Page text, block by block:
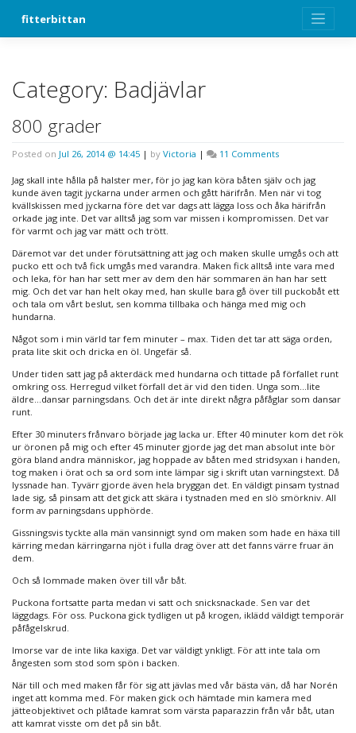
fitterbittan
Category: Badjävlar
800 grader
Posted on Jul 26, 2014 @ 14:45 | by Victoria | 11 Commentson
grader
Jag skall inte hålla på halster mer, för jo jag kan köra båten själv och jag
kunde även tagit jyckarna under armen och gått härifrån. Men när vi tog
kvällskissen med jyckarna före det var dags att lägga loss och åka härifrån
orkade jag inte. Det var alltså jag som var missen i kompromissen. Det var
för varmt och jag var mätt och trött.
Däremot var det under förutsättning att jag och maken skulle umgås och att
pucko ett och två fick umgås med varandra. Maken fick alltså inte vara med
och leka, för han har sett mer av dem den här sommaren än han har sett
mig. Och det var han helt okay med, han skulle bara gå över till puckobåt ett
och tala om vårt beslut, sen komma tillbaka och hänga med mig och
hundarna.
Något som i min värld tar fem minuter – max. Tiden det tar att säga orden,
prata lite skit och dricka en öl. Ungefär så.
Under tiden satt jag på akterdäck med hundarna och tittade på förfallet runt
omkring oss. Herregud vilket förfall det är vid den tiden. Unga som…lite
äldre…dansar parningsdans. Och det är inte direkt några påfåglar som dansar
runt.
Efter 30 minuters frånvaro började jag lacka ur. Efter 40 minuter kom det rök
ur öronen på mig och efter 45 minuter gjorde jag det man absolut inte bör
göra bland andra människor, jag hoppade av båten med stridsyxan i handen,
tog maken i örat och sa ord som inte lämpar sig i skrift utan varningstext. Då
lyssnade han. Tyvärr gjorde även hela bryggan det. En väldigt pinsam tystnad
lade sig, så pinsam att det gick att skära i tystnaden med en slö smörkniv. All
form av parningsdans upphörde.
Gissningsvis tyckte alla män vansinnigt synd om maken som hade en häxa till
kärring medan kärringarna njöt i fulla drag över att det fanns värre fruar än
dem.
Och så lommade maken över till vår båt.
Puckona fortsatte parta medan vi satt och snicksnackade. Sen var det
läggdags. För oss. Puckona gick tydligen ut på krogen, iklädd väldigt temporär
påfågelskrud.
Imorse var de inte lika kaxiga. Det var väldigt ynkligt. För att inte tala om
ångesten som stod som spön i backen.
När till och med maken får för sig att jävlas med vår bästa vän, då har Norén
inget att komma med. För maken gick och hämtade min kamera med
jätteobjektivet och plåtade kamrat som värsta paparazzin från vår båt, utan
att kamrat visste om det på sin båt.